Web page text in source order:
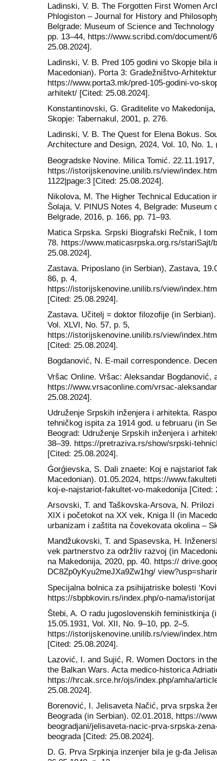
Ladinski, V. B. The Forgotten First Women
Phlogiston – Journal for History and
Belgrade: Museum of Science and
pp. 13–44, https://www.scribd.com/document/
25.08.2024].
Ladinski, V. B. Pred 105 godini vo Skopje bila
Macedonian). Porta 3: Gradežništvo-
https://www.porta3.mk/pred-105-godini-vo-
arhitekt/ [Cited: 25.08.2024].
Konstantinovski, G. Graditelite vo
Skopje: Tabernakul, 2001, p. 276.
Ladinski, V. B. The Quest for Elena Bokus.
Architecture and Design, 2024, Vol. 10, No. 1,
Beogradske Novine. Milica Tomić. 22.11.1917,
https://istorijskenovine.unilib.rs/view/
1122|page:3 [Cited: 25.08.2024].
Nikolova, M. The Higher Technical Education
Šolaja, V. PINUS Notes 4, Belgrade: Museum
Belgrade, 2016, p. 166, pp. 71–93.
Matica Srpska. Srpski Biografski Rečnik, I
78. https://www.maticasrpska.org.rs/stariSajt/
25.08.2024].
Zastava. Priposlano (in Serbian), Zastava,
86, p. 4,
https://istorijskenovine.unilib.rs/view/
[Cited: 25.08.2924].
Zastava. Učitelj = doktor filozofije (in
Vol. XLVI, No. 57, p. 5,
https://istorijskenovine.unilib.rs/view/
[Cited: 25.08.2024].
Bogdanović, N. E-mail correspondence.
Vršac Online. Vršac: Aleksandar Bogdanović,
https://www.vrsaconline.com/vrsac-
25.08.2024].
Udruženje Srpskih inženjera i arhitekta.
tehničkog ispita za 1914 god. u februaru (in
Beograd: Udruženje Srpskih inženjera i
38–39. https://pretraziva.rs/show/srpski-
[Cited: 25.08.2024].
Ǵorǵievska, S. Dali znaete: Koj e najstariot
Macedonian). 01.05.2024, https://
koj-e-najstariot-fakultet-vo-makedonija [Cited:
Arsovski, T. and Taškovska-Arsova, N.
XIX i početokot na XX vek, Kniga II (in
urbanizam i zaštita na čovekovata okolina –
Mandžukovski, T. and Spasevska, H.
vek partnerstvo za održliv razvoj (in
na Makedonija, 2020, pp. 40. https://
DC8Zp0yKyu2meJXa9Zw1hg/
Specijalna bolnica za psihijatriske bolesti
https://sbpbkovin.rs/index.php/o-nama/
Štebi, A. O radu jugoslovenskih feministkinja
15.05.1931, Vol. XII, No. 9–10, pp. 2–5.
https://istorijskenovine.unilib.rs/view/
[Cited: 25.08.2024].
Lazović, I. and Sujić, R. Women Doctors in
the Balkan Wars. Acta medico-historica
https://hrcak.srce.hr/ojs/index.php/amha/
25.08.2024].
Borenović, I. Jelisaveta Načić, prva srpska
Beograda (in Serbian). 02.01.2018, https://
beogradjani/jelisaveta-nacic-prva-srpska-
beograda [Cited: 25.08.2024].
D. G. Prva Srpkinja inzenjer bila je g-đa